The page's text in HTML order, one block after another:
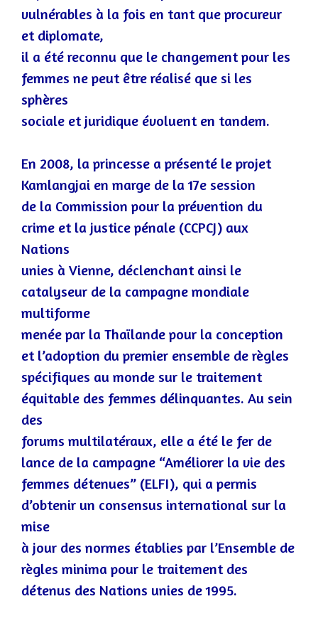
vulnérables à la fois en tant que procureur
et diplomate,
il a été reconnu que le changement pour les
femmes ne peut être réalisé que si les
sphères
sociale et juridique évoluent en tandem.
En 2008, la princesse a présenté le projet
Kamlangjai en marge de la 17e session
de la Commission pour la prévention du
crime et la justice pénale (CCPCJ) aux
Nations
unies à Vienne, déclenchant ainsi le
catalyseur de la campagne mondiale
multiforme
menée par la Thaïlande pour la conception
et l’adoption du premier ensemble de règles
spécifiques au monde sur le traitement
équitable des femmes délinquantes. Au sein
des
forums multilatéraux, elle a été le fer de
lance de la campagne “Améliorer la vie des
femmes détenues” (ELFI), qui a permis
d’obtenir un consensus international sur la
mise
à jour des normes établies par l’Ensemble de
règles minima pour le traitement des
détenus des Nations unies de 1995.